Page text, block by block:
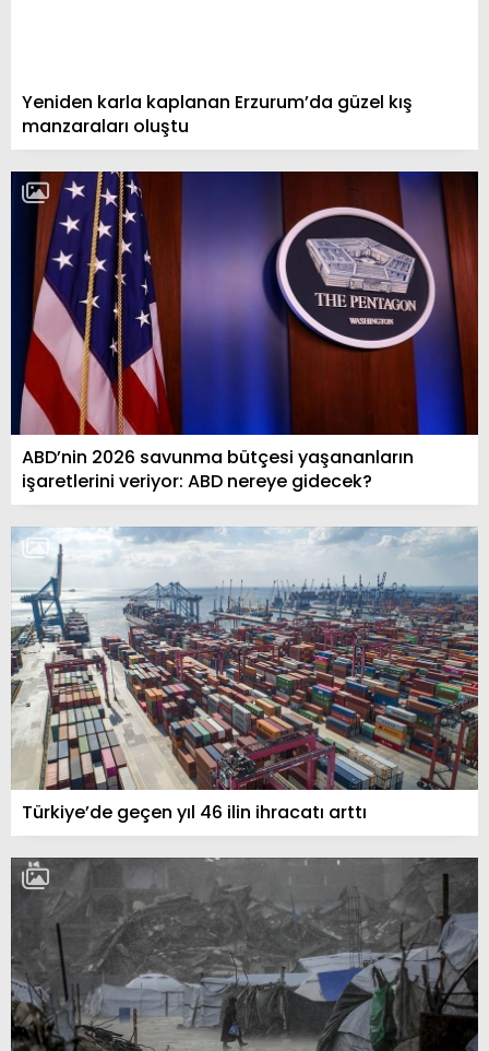
Yeniden karla kaplanan Erzurum’da güzel kış
manzaraları oluştu
ABD’nin 2026 savunma bütçesi yaşananların
işaretlerini veriyor: ABD nereye gidecek?
Türkiye’de geçen yıl 46 ilin ihracatı arttı